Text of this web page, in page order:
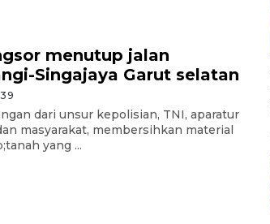
menutup jalan
Singajaya Garut selatan
dari unsur kepolisian, TNI, aparatur
masyarakat, membersihkan material
yang ...